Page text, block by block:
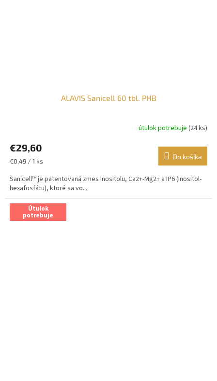
ALAVIS Sanicell 60 tbl. PHB
útulok potrebuje (24 ks)
€29,60
Jednotková
€0,49 / 1 ks
Do košíka
Sanicell™ je patentovaná zmes Inositolu, Ca2+-Mg2+ a IP6 (Inositol-
hexafosfátu), ktoré sa vo...
Útulok
potrebuje